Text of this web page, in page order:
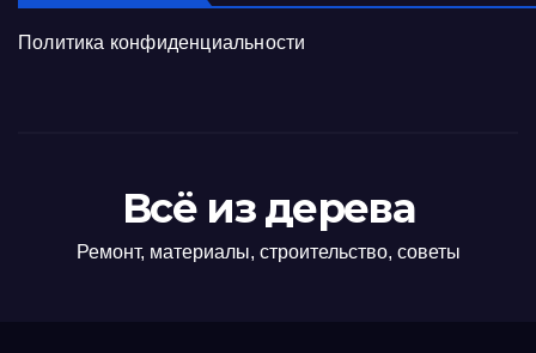
Политика конфиденциальности
Всё из дерева
Ремонт, материалы, строительство, советы